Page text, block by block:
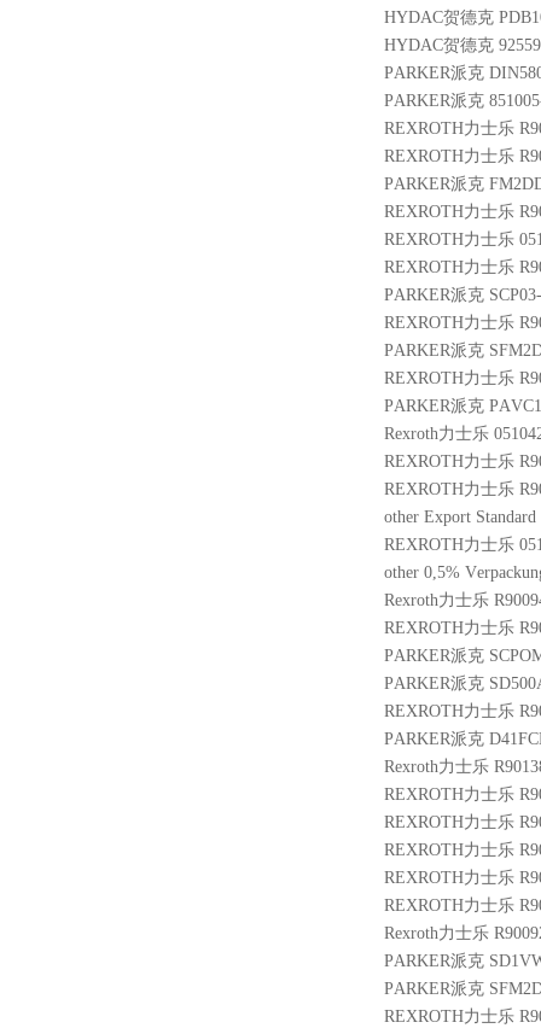
HYDAC贺德克
HYDAC贺德克
PARKER派克
PARKER派克
REXROTH力士乐
REXROTH力士乐
PARKER派克
REXROTH力士乐
REXROTH力士乐
REXROTH力士乐
PARKER派克
REXROTH力士乐
PARKER派克
REXROTH力士乐
PARKER派克
Rexroth力士乐
REXROTH力士乐
REXROTH力士乐
other Export
REXROTH力士乐
other 0,5%
Rexroth力士乐
REXROTH力士乐
PARKER派克
PARKER派克
REXROTH力士乐
PARKER派克
Rexroth力士乐
REXROTH力士乐
REXROTH力士乐
REXROTH力士乐
REXROTH力士乐
REXROTH力士乐
Rexroth力士乐
PARKER派克
PARKER派克
REXROTH力士乐